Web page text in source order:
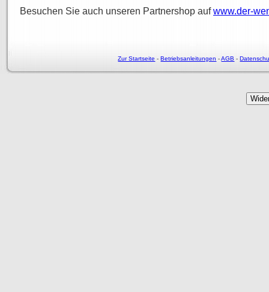
Besuchen Sie auch unseren Partnershop aufwww.der-
Zur Startseite -Betriebsanleitungen -AGB -